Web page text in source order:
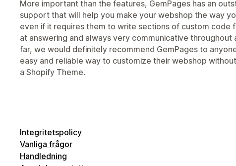
More important than the features, GemPages has an
support that will help you make your webshop the way
even if it requires them to write sections of custom code
at answering and always very communicative throughout
far, we would definitely recommend GemPages to
easy and reliable way to customize their webshop
a Shopify Theme.
Integritetspolicy
Vanliga frågor
Handledning